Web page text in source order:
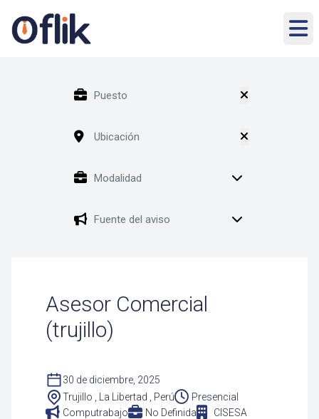
Asesor Comercial
(trujillo)
30 de diciembre, 2025
Trujillo , La Libertad , Perú
Presencial
Computrabajo
No Definida CISESA